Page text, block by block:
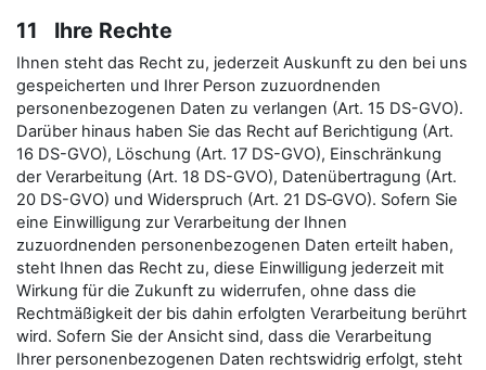
11 Ihre Rechte
Ihnen steht das Recht zu, jederzeit Auskunft zu den bei uns
gespeicherten und Ihrer Person zuzuordnenden
personenbezogenen Daten zu verlangen (Art. 15 DS-GVO).
Darüber hinaus haben Sie das Recht auf Berichtigung (Art.
16 DS-GVO), Löschung (Art. 17 DS-GVO), Einschränkung
der Verarbeitung (Art. 18 DS-GVO), Datenübertragung (Art.
20 DS-GVO) und Widerspruch (Art. 21 DS‑GVO). Sofern Sie
eine Einwilligung zur Verarbeitung der Ihnen
zuzuordnenden personenbezogenen Daten erteilt haben,
steht Ihnen das Recht zu, diese Einwilligung jederzeit mit
Wirkung für die Zukunft zu widerrufen, ohne dass die
Rechtmäßigkeit der bis dahin erfolgten Verarbeitung berührt
wird. Sofern Sie der Ansicht sind, dass die Verarbeitung
Ihrer personenbezogenen Daten rechtswidrig erfolgt, steht